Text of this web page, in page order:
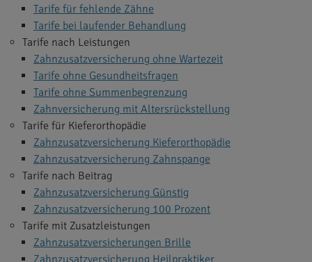
Tarife für fehlende Zähne
Tarife bei laufender Behandlung
Tarife nach Leistungen
Zahnzusatzversicherung ohne Wartezeit
Tarife ohne Gesundheitsfragen
Tarife ohne Summenbegrenzung
Zahnversicherung mit Altersrückstellung
Tarife für Kieferorthopädie
Zahnzusatzversicherung Kieferorthopädie
Zahnzusatzversicherung Zahnspange
Tarife nach Beitrag
Zahnzusatzversicherung Günstig
Zahnzusatzversicherung 100 Prozent
Tarife mit Zusatzleistungen
Zahnzusatzversicherungen Brille
Zahnzusatzversicherung Heilpraktiker